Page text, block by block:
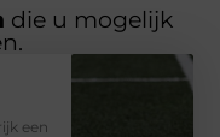
die u mogelijk
een